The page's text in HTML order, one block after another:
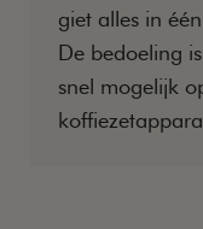
giet alles in
De bedoeling
snel mogelijk